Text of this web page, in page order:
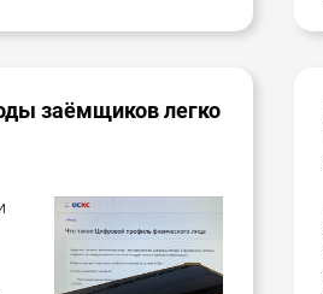
заёмщиков легко